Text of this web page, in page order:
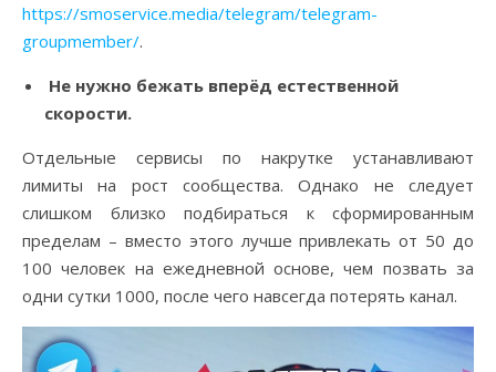
https://smoservice.media/telegram/telegram-
groupmember/.
Не нужно бежать вперёд естественной
скорости.
Отдельные сервисы по накрутке устанавливают
лимиты на рост сообщества. Однако не следует
слишком близко подбираться к сформированным
пределам – вместо этого лучше привлекать от 50 до
100 человек на ежедневной основе, чем позвать за
одни сутки 1000, после чего навсегда потерять канал.